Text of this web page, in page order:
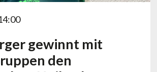
gewinnt mit
den